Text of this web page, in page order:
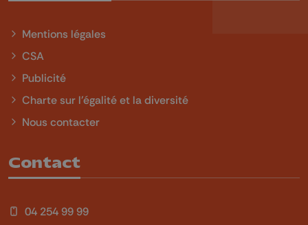
Mentions légales
CSA
Publicité
Charte sur l'égalité et la diversité
Nous contacter
Contact
04 254 99 99